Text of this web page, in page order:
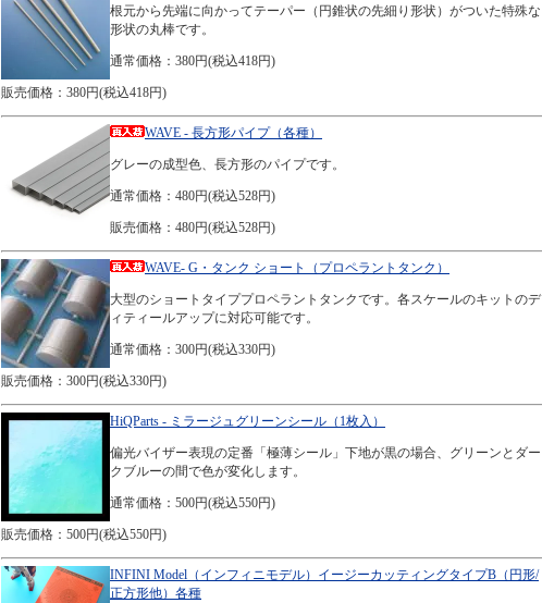
根元から先端に向かってテーパー（円錐状の先細り形状）がついた特殊な
形状の丸棒です。
通常価格：380円(税込418円)
販売価格：380円(税込418円)
WAVE - 長方形パイプ（各種）
グレーの成型色、長方形のパイプです。
通常価格：480円(税込528円)
販売価格：480円(税込528円)
WAVE- G・タンク ショート（プロペラントタンク）
大型のショートタイププロペラントタンクです。各スケールのキットのデ
ィティールアップに対応可能です。
通常価格：300円(税込330円)
販売価格：300円(税込330円)
HiQParts - ミラージュグリーンシール（1枚入）
偏光バイザー表現の定番「極薄シール」下地が黒の場合、グリーンとダー
クブルーの間で色が変化します。
通常価格：500円(税込550円)
販売価格：500円(税込550円)
INFINI Model（インフィニモデル）イージーカッティングタイプB（円形/
正方形他）各種